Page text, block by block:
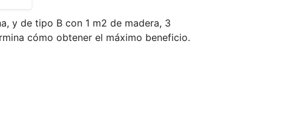
y de tipo B con 1 m2 de madera, 3
cómo obtener el máximo beneficio.